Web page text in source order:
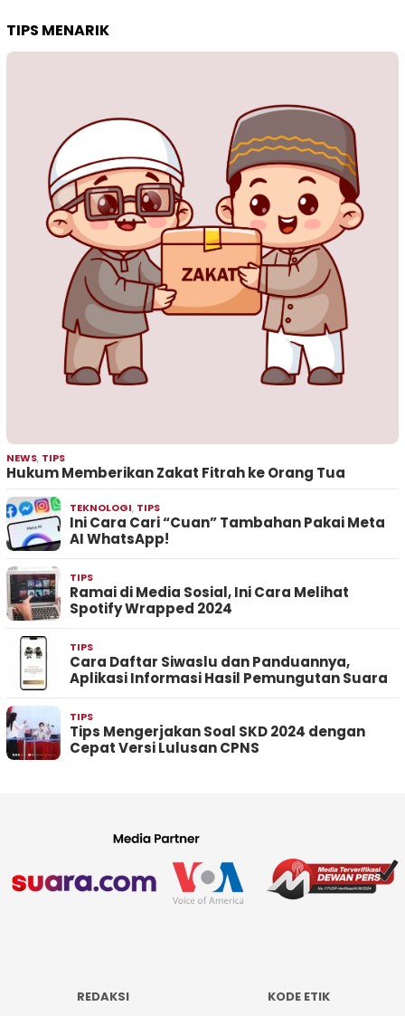
TIPS MENARIK
NEWS, TIPS
Hukum Memberikan Zakat Fitrah ke Orang Tua
TEKNOLOGI, TIPS
Ini Cara Cari “Cuan” Tambahan Pakai Meta
AI WhatsApp!
TIPS
Ramai di Media Sosial, Ini Cara Melihat
Spotify Wrapped 2024
TIPS
Cara Daftar Siwaslu dan Panduannya,
Aplikasi Informasi Hasil Pemungutan Suara
TIPS
Tips Mengerjakan Soal SKD 2024 dengan
Cepat Versi Lulusan CPNS
REDAKSI
KODE ETIK